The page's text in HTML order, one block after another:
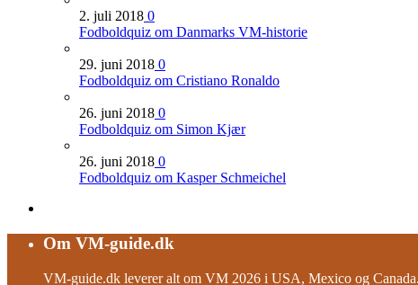
2. juli 2018 0
Fodboldquiz om Danmarks VM-historie
29. juni 2018 0
Fodboldquiz om Cristiano Ronaldo
26. juni 2018 0
Fodboldquiz om Simon Kjær
26. juni 2018 0
Fodboldquiz om Kasper Schmeichel
Om VM-guide.dk
VM-guide.dk leverer alt om VM 2026 i USA, Mexico og Canada.